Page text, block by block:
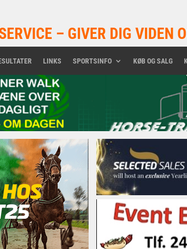
– GIVER DIG VIDEN
LINKS SPORTSINFO KØB OG SALG